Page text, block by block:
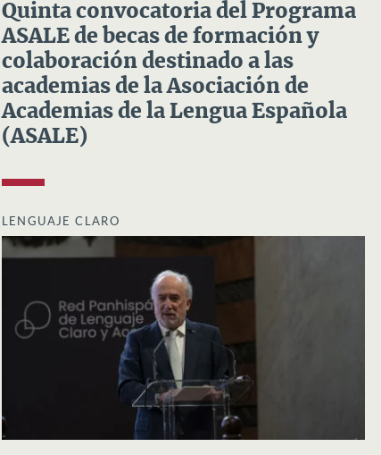
Quinta convocatoria del Programa
ASALE de becas de formación y
colaboración destinado a las
academias de la Asociación de
Academias de la Lengua Española
(ASALE)
LENGUAJE CLARO